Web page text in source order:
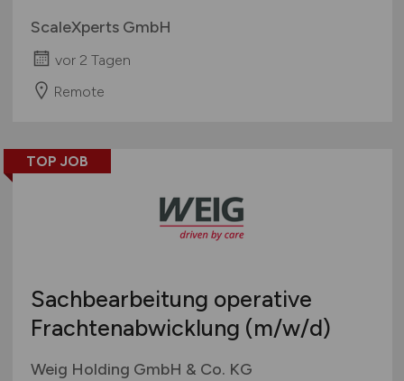
ScaleXperts GmbH
vor 2 Tagen
Remote
TOP JOB
Sachbearbeitung operative
Frachtenabwicklung (m/w/d)
Weig Holding GmbH & Co. KG